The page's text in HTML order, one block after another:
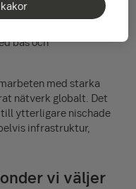
med åren vuxit till att bli
bas och
med starka
nätverk globalt. Det
ytterligare nischade
infrastruktur,
vi väljer